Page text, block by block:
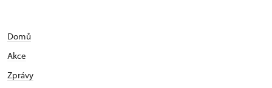
Domů
Akce
Zprávy